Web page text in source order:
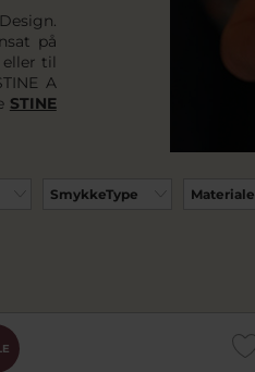
på
til
A
STINE
SmykkeType Materiale